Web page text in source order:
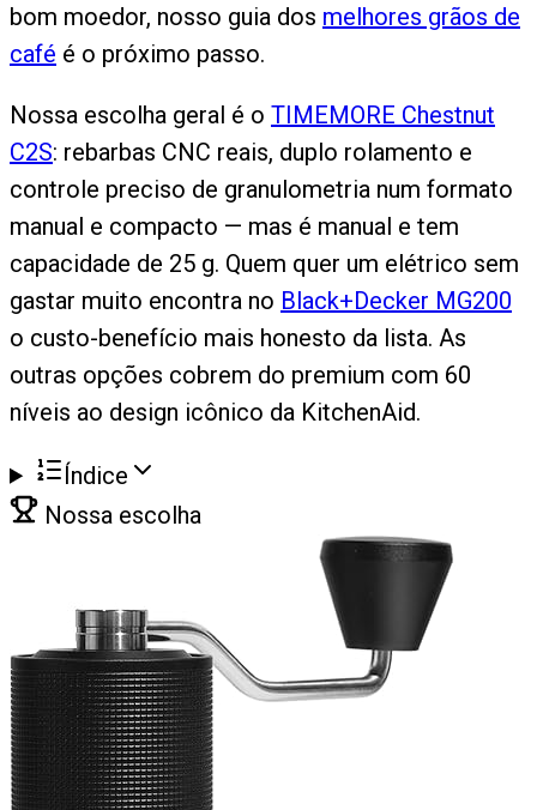
bom moedor, nosso guia dos melhores grãos de
café é o próximo passo.
Nossa escolha geral é o TIMEMORE Chestnut
C2S: rebarbas CNC reais, duplo rolamento e
controle preciso de granulometria num formato
manual e compacto — mas é manual e tem
capacidade de 25 g. Quem quer um elétrico sem
gastar muito encontra no Black+Decker MG200
o custo-benefício mais honesto da lista. As
outras opções cobrem do premium com 60
níveis ao design icônico da KitchenAid.
Índice
Nossa escolha